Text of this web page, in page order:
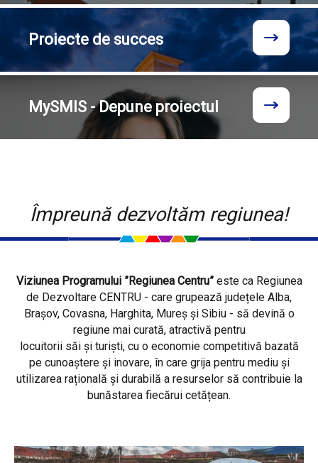
Proiecte de succes
MySMIS - Depune proiectul
Împreună dezvoltăm regiunea!
Viziunea Programului ”Regiunea Centru”este ca Regiunea
de Dezvoltare CENTRU - care grupează județele Alba,
Brașov, Covasna, Harghita, Mureș și Sibiu - să devină o
regiune mai curată, atractivă pentru
locuitorii săi și turiști, cu o economie competitivă bazată
pe cunoaștere și inovare, în care grija pentru mediu și
utilizarea rațională și durabilă a resurselor să contribuie la
bunăstarea fiecărui cetățean.